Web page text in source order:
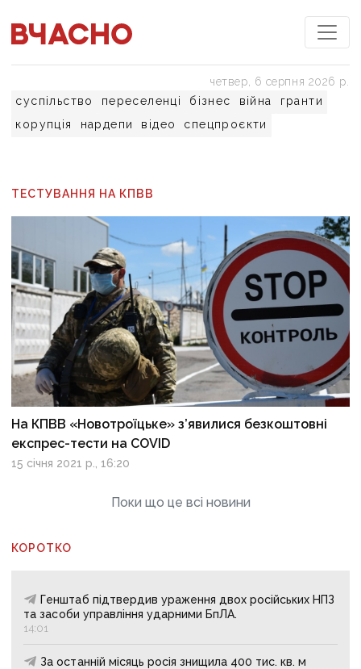
суспільство переселенці бізнес війна
гранти
корупція
нардепи відео спецпроєкти
четвер, 6 серпня 2026 р.
ТЕСТУВАННЯ НА КПВВ
На КПВВ «Новотроїцьке» з’явилися безкоштовні
експрес-тести на COVID
15 січня 2021 р., 16:20
Поки що це всі новини
КОРОТКО
Генштаб підтвердив ураження двох російських НПЗ
та засоби управління ударними БпЛА.
14:01
За останній місяць росія знищила 400 тис. кв. м